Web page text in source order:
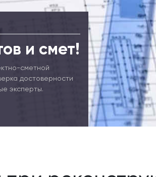
и смет!
сметной
достоверности
эксперты.